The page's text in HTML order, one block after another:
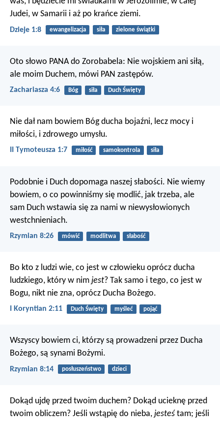
Judei, w Samarii i aż po krańce ziemi.
Dzieje 1:8 ewangelizacja siła zielone świątki
Oto słowo PANA do Zorobabela: Nie wojskiem ani siłą,
ale moim Duchem, mówi PAN zastępów.
Zachariasza 4:6 Bóg siła Duch Święty
Nie dał nam bowiem Bóg ducha bojaźni, lecz mocy i
miłości, i zdrowego umysłu.
II Tymoteusza 1:7 miłość samokontrola siła
Podobnie i Duch dopomaga naszej słabości. Nie wiemy
bowiem, o co powinniśmy się modlić, jak trzeba, ale
sam Duch wstawia się za nami w niewysłowionych
westchnieniach.
Rzymian 8:26 mówić modlitwa słabość
Bo kto z ludzi wie, co jest w człowieku oprócz ducha
ludzkiego, który w nim jest? Tak samo i tego, co jest w
Bogu, nikt nie zna, oprócz Ducha Bożego.
I Koryntian 2:11 Duch Święty myśleć pojąć
Wszyscy bowiem ci, którzy są prowadzeni przez Ducha
Bożego, są synami Bożymi.
Rzymian 8:14 posłuszeństwo dzieci
Dokąd ujdę przed twoim duchem? Dokąd ucieknę przed
twoim obliczem? Jeśli wstąpię do nieba, jesteś tam; jeśli